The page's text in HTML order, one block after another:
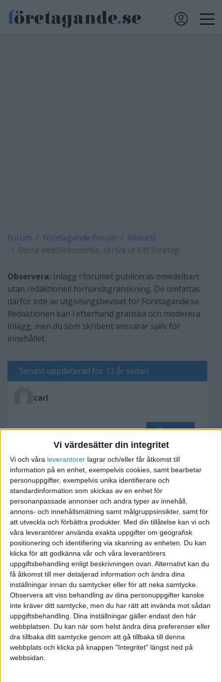
Vi värdesätter din integritet
Vi och våra leverantorer lagrar och/eller får åtkomst till
information på en enhet, exempelvis cookies, samt bearbetar
personuppgifter, exempelvis unika identifierare och
standardinformation som skickas av en enhet för
personanpassade annonser och andra typer av innehåll,
annons- och innehållsmätning samt målgruppsinsikter, samt för
att utveckla och förbättra produkter. Med din tillåtelse kan vi och
våra leverantörer använda exakta uppgifter om geografisk
positionering och identifiering via skanning av enheten. Du kan
klicka för att godkänna vår och våra leverantörers
uppgiftsbehandling enligt beskrivningen ovan. Alternativt kan du
få åtkomst till mer detaljerad information och ändra dina
inställningar innan du samtycker eller för att neka samtycke.
Observera att viss behandling av dina personuppgifter kanske
inte kräver ditt samtycke, men du har rätt att invända mot sådan
uppgiftsbehandling. Dina inställningar gäller endast den här
webbplatsen. Du kan när som helst ändra dina preferenser eller
dra tillbaka ditt samtycke genom att gå tillbaka till denna
webbplats och klicka på knappen "Integritet" längst ned på
webbsidan.
Forum Företagande Forum
Allmänt
Stora webbinkomster, skriva ut sitt företag
Observera: Inlägg i forumet publiceras omedelbart
utan redaktionell förhandsgranskning. De omfattas
därför inte av utgivningsbeviset för Företagande.se.
Redaktionen kan i efterhand granska och moderera
inlägg, men du som skribent ansvarar själv för
innehållet.
Senast uppdaterad för 13 år sedan
carl
Skriv svar
Stora webbinkomster, skriva
ut sitt företag
2012-09-09 16:55
Hej på er, tänkte höra vad ni anser vara det
smartaste i detta fall. Har man enbart inkomster
via webben, intäkter som genereras av
webbsajter som är aktiva både i usa och europa,
bör man inte skriva ut sig och sitt företag då. Var
i såfall?
Malta, Panama eller några andra förslag?
Det är inte så lockande att skatta bort allt längre
här i Sverige.